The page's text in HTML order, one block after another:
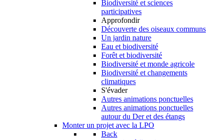
Biodiversité et sciences
participatives
Approfondir
Découverte des oiseaux communs
Un jardin nature
Eau et biodiversité
Forêt et biodiversité
Biodiversité et monde agricole
Biodiversité et changements
climatiques
S'évader
Autres animations ponctuelles
Autres animations ponctuelles
autour du Der et des étangs
Monter un projet avec la LPO
Back